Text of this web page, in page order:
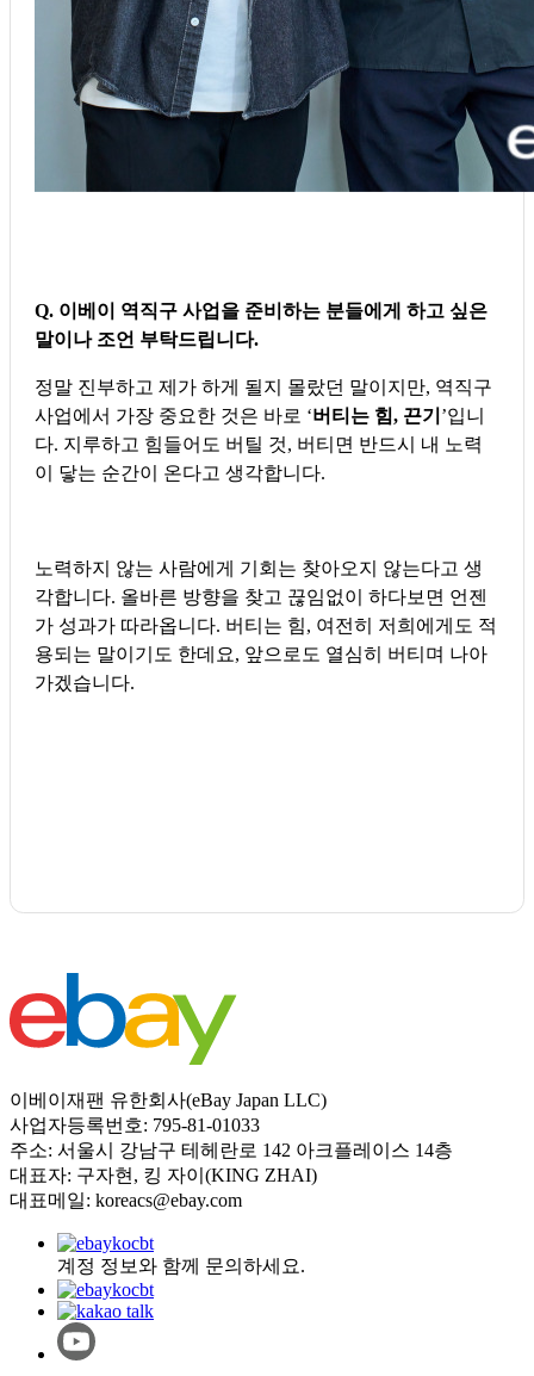
Q. 이베이 역직구 사업을 준비하는 분들에게 하고 싶은
말이나 조언 부탁드립니다.
정말 진부하고 제가 하게 될지 몰랐던 말이지만, 역직구
사업에서 가장 중요한 것은 바로 ‘버티는 힘, 끈기 ’입니
다. 지루하고 힘들어도 버틸 것, 버티면 반드시 내 노력
이 닿는 순간이 온다고 생각합니다.
노력하지 않는 사람에게 기회는 찾아오지 않는다고 생
각합니다. 올바른 방향을 찾고 끊임없이 하다보면 언젠
가 성과가 따라옵니다. 버티는 힘, 여전히 저희에게도 적
용되는 말이기도 한데요, 앞으로도 열심히 버티며 나아
가겠습니다.
이베이재팬 유한회사(eBay Japan LLC)
사업자등록번호: 795-81-01033
주소: 서울시 강남구 테헤란로 142 아크플레이스 14층
대표자: 구자현, 킹 자이(KING ZHAI)
대표메일: koreacs@ebay.com
계정 정보와 함께 문의하세요.